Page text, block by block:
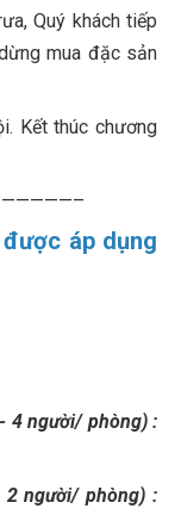
Quý khách tiếp
mua đặc sản
Kết thúc chương
áp dụng
4 người/ phòng) :
2 người/ phòng) :